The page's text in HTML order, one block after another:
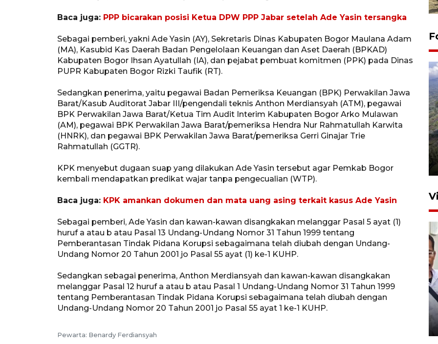
Baca juga: PPP bicarakan posisi Ketua DPW PPP Jabar setelah Ade Yasin tersangka
Sebagai pemberi, yakni Ade Yasin (AY), Sekretaris Dinas Kabupaten Bogor Maulana Adam
(MA), Kasubid Kas Daerah Badan Pengelolaan Keuangan dan Aset Daerah (BPKAD)
Kabupaten Bogor Ihsan Ayatullah (IA), dan pejabat pembuat komitmen (PPK) pada Dinas
PUPR Kabupaten Bogor Rizki Taufik (RT).
Sedangkan penerima, yaitu pegawai Badan Pemeriksa Keuangan (BPK) Perwakilan Jawa
Barat/Kasub Auditorat Jabar III/pengendali teknis Anthon Merdiansyah (ATM), pegawai
BPK Perwakilan Jawa Barat/Ketua Tim Audit Interim Kabupaten Bogor Arko Mulawan
(AM), pegawai BPK Perwakilan Jawa Barat/pemeriksa Hendra Nur Rahmatullah Karwita
(HNRK), dan pegawai BPK Perwakilan Jawa Barat/pemeriksa Gerri Ginajar Trie
Rahmatullah (GGTR).
KPK menyebut dugaan suap yang dilakukan Ade Yasin tersebut agar Pemkab Bogor
kembali mendapatkan predikat wajar tanpa pengecualian (WTP).
Baca juga: KPK amankan dokumen dan mata uang asing terkait kasus Ade Yasin
Sebagai pemberi, Ade Yasin dan kawan-kawan disangkakan melanggar Pasal 5 ayat (1)
huruf a atau b atau Pasal 13 Undang-Undang Nomor 31 Tahun 1999 tentang
Pemberantasan Tindak Pidana Korupsi sebagaimana telah diubah dengan Undang-
Undang Nomor 20 Tahun 2001 jo Pasal 55 ayat (1) ke-1 KUHP.
Sedangkan sebagai penerima, Anthon Merdiansyah dan kawan-kawan disangkakan
melanggar Pasal 12 huruf a atau b atau Pasal 1 Undang-Undang Nomor 31 Tahun 1999
tentang Pemberantasan Tindak Pidana Korupsi sebagaimana telah diubah dengan
Undang-Undang Nomor 20 Tahun 2001 jo Pasal 55 ayat 1 ke-1 KUHP.
Pewarta: Benardy Ferdiansyah
Penyusutan debit air Sungai
Menkum ungkap alasan
pemerintah perketat
naturalisasi WNA